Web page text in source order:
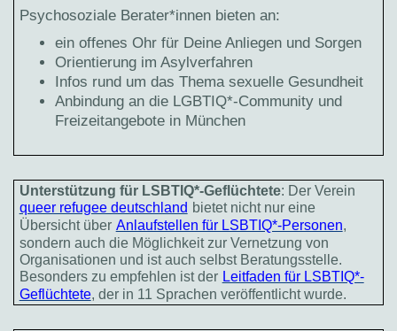
Psychosoziale Berater*innen bieten an:
ein offenes Ohr für Deine Anliegen und Sorgen
Orientierung im Asylverfahren
Infos rund um das Thema sexuelle Gesundheit
Anbindung an die LGBTIQ*-Community und
Freizeitangebote in München
Unterstützung für LSBTIQ*-Geflüchtete: Der Verein
queer refugee deutschland bietet nicht nur eine
Übersicht über Anlaufstellen für LSBTIQ*-Personen,
sondern auch die Möglichkeit zur Vernetzung von
Organisationen und ist auch selbst Beratungsstelle.
Besonders zu empfehlen ist der Leitfaden für LSBTIQ*-
Geflüchtete, der in 11 Sprachen veröffentlicht wurde.